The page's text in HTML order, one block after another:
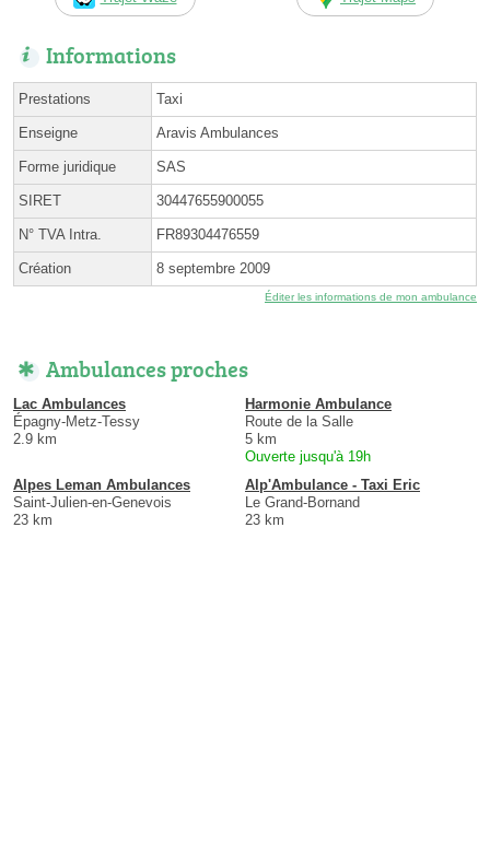
Informations
Prestations Taxi
Enseigne Aravis Ambulances
Forme juridique SAS
SIRET 30447655900055
N° TVA Intra. FR89304476559
Création 8 septembre 2009
Éditer les informations de mon ambulance
Ambulances proches
Lac Ambulances
Épagny-Metz-Tessy
2.9 km
Harmonie Ambulance
Route de la Salle
5 km
Ouverte jusqu'à 19h
Alpes Leman Ambulances
Saint-Julien-en-Genevois
23 km
Alp'Ambulance - Taxi Eric
Le Grand-Bornand
23 km